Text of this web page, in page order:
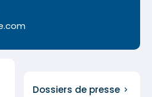
Dossiers de presse